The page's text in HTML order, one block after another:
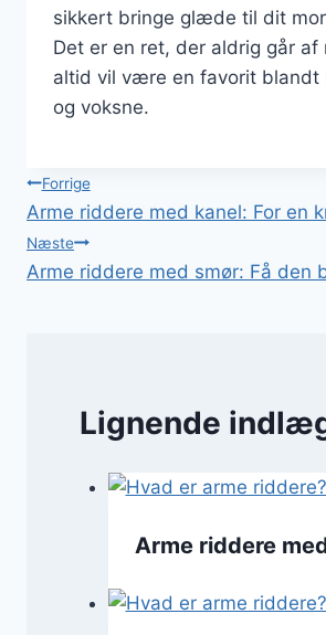
sikkert bringe glæde til dit
Det er en ret, der aldrig går af
altid vil være en favorit blandt
og voksne.
Indlægsnavigation
Forrige
Arme riddere med kanel: For en
Næste
Arme riddere med smør: Få den
Lignende
Arme riddere